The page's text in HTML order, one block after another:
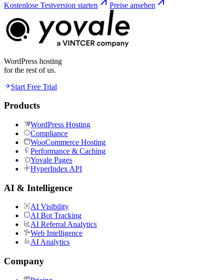
Kostenlose Testversion starten Preise ansehen
WordPress hosting
for the rest of us.
Start Free Trial
Products
WordPress Hosting
Compliance
WooCommerce Hosting
Performance & Caching
Yovale Pages
HyperIndex API
AI & Intelligence
AI Visibility
AI Bot Tracking
AI Referral Analytics
Web Intelligence
AI Analytics
Company